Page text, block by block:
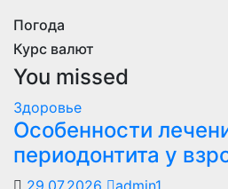
Погода
Курс валют
You missed
Здоровье
Особенности
периодонтита у
29.07.2026
admin1